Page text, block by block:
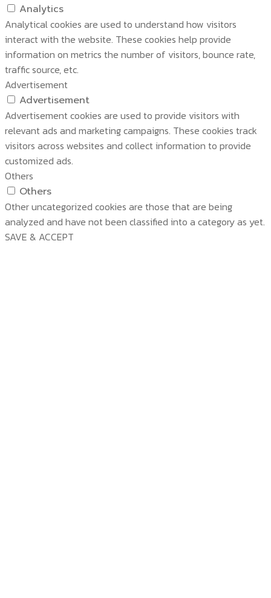
Analytics
Analytical cookies are used to understand how visitors
interact with the website. These cookies help provide
information on metrics the number of visitors, bounce rate,
traffic source, etc.
Advertisement
Advertisement
Advertisement cookies are used to provide visitors with
relevant ads and marketing campaigns. These cookies track
visitors across websites and collect information to provide
customized ads.
Others
Others
Other uncategorized cookies are those that are being
analyzed and have not been classified into a category as yet.
SAVE & ACCEPT